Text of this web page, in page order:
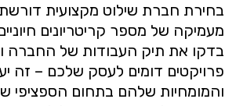
בחירת חברת שילוט מקצועית
מעמיקה של מספר קריטריונים
בדקו את תיק העבודות של החברה
פרויקטים דומים לעסק שלכם – זה
והמומחיות שלהם בתחום הספציפי